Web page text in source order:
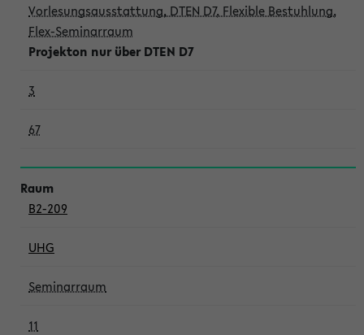
Vorlesungsausstattung, DTEN D7, Flexible Bestuhlung,
Flex-Seminarraum
Projekton nur über DTEN D7
3
67
B2-209
UHG
Seminarraum
11